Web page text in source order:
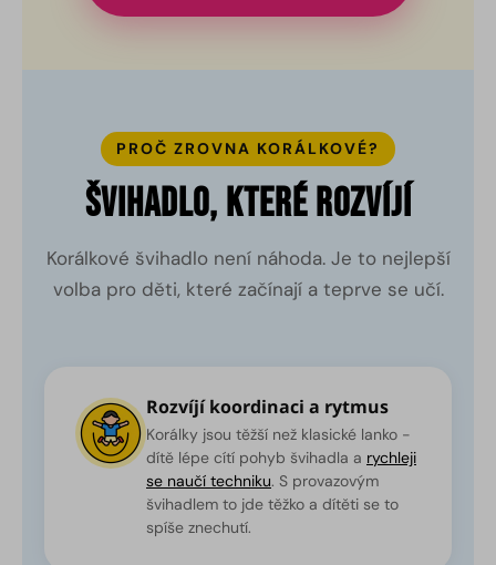
PROČ ZROVNA KORÁLKOVÉ?
Švihadlo, které rozvíjí
Korálkové švihadlo není náhoda. Je to nejlepší
volba pro děti, které začínají a teprve se učí.
Rozvíjí koordinaci a rytmus
Korálky jsou těžší než klasické lanko -
dítě lépe cítí pohyb švihadla a rychleji
se naučí techniku. S provazovým
švihadlem to jde těžko a dítěti se to
spíše znechutí.